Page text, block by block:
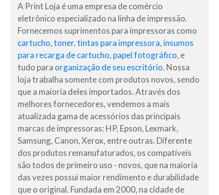
A Print Loja é uma empresa de comércio
eletrônico especializado na linha de impressão.
Fornecemos suprimentos para impressoras como
cartucho,toner,tintas para impressora, insumos
para recarga de cartucho, papel fotográfico, e
tudo para organização de seu escritório. Nossa
loja trabalha somente com produtos novos, sendo
que a maioria deles importados. Através dos
melhores fornecedores, vendemos a mais
atualizada gama de acessórios das principais
marcas de impressoras: HP, Epson, Lexmark,
Samsung, Canon, Xerox, entre outras. Diferente
dos produtos remanufaturados, os compatíveis
são todos de primeiro uso - novos, que na maioria
das vezes possui maior rendimento e durabilidade
que o original. Fundada em 2000, na cidade de